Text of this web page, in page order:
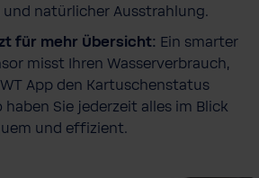
natürlicher Ausstrahlung.
für mehr Übersicht: Ein smarter
misst Ihren Wasserverbrauch,
App den Kartuschenstatus
haben Sie jederzeit alles im Blick
und effizient.